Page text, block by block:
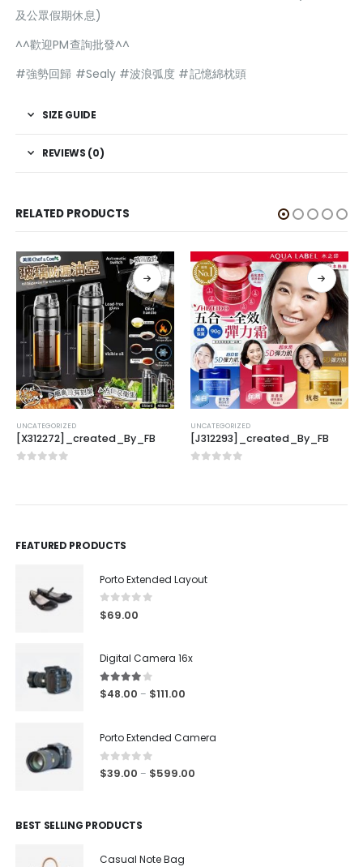
及公眾假期休息)
^^歡迎PM查詢批發^^
#強勢回歸 #Sealy #波浪弧度 #記憶綿枕頭
SIZE GUIDE
REVIEWS (0)
RELATED PRODUCTS
UNCATEGORIZED
[X312272]_created_By_FB
UNCATEGORIZED
[J312293]_created_By_FB
FEATURED PRODUCTS
Porto Extended Layout
0 out of 5
$69.00
Digital Camera 16x
4.00out of 5
$48.00 – $111.00
Porto Extended Camera
0out of 5
$39.00 – $599.00
BEST SELLING PRODUCTS
Casual Note Bag